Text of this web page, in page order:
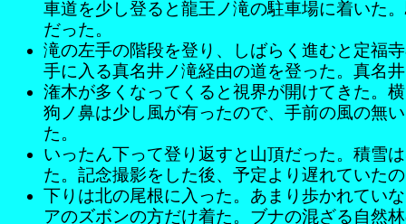
車道を少し登ると龍王ノ滝の駐車場に着いた
だった。
滝の左手の階段を登り、しばらく進むと定福
手に入る真名井ノ滝経由の道を登った。真名
潅木が多くなってくると視界が開けてきた。
狗ノ鼻は少し風が有ったので、手前の風の無
た。
いったん下って登り返すと山頂だった。積雪
た。記念撮影をした後、予定より遅れていた
下りは北の尾根に入った。あまり歩かれてい
アのズボンの方だけ着た。ブナの混ざる自然